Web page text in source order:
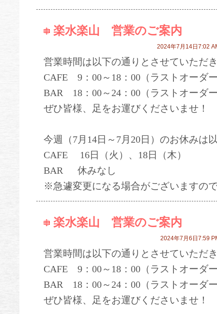
楽水楽山 営業のご案内
2024年7月14日7:02
営業時間は以下の通りとさせていただ
CAFE 9：00～18：00（ラストオーダ
BAR 18：00～24：00（ラストオーダ
ぜひ皆様、足をお運びくださいませ！
今週（7月14日～7月20日）のお休みは
CAFE 16日（火）、18日（木）
BAR 休みなし
※急遽変更になる場合がございますの
楽水楽山 営業のご案内
2024年7月6日7:59
営業時間は以下の通りとさせていただ
CAFE 9：00～18：00（ラストオーダ
BAR 18：00～24：00（ラストオーダ
ぜひ皆様、足をお運びくださいませ！